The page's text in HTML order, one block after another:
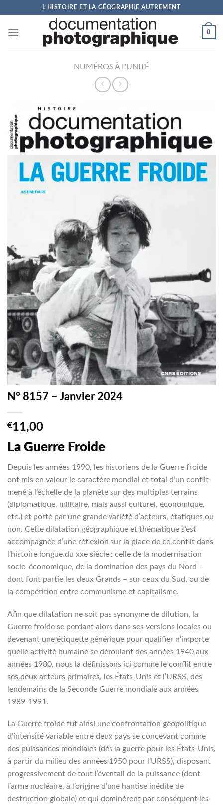
content
L’HISTOIRE ET LA GÉOGRAPHIE AUTREMENT
0
NUMÉROS À L'UNITÉ
N° 8157 – Janvier 2024
€11,00
La Guerre Froide
Depuis les années 1990, les historiens de la Guerre froide
ont mis en valeur le caractère mondial et total d’un conflit
mené à l’échelle de la planète sur des multiples terrains
(diplomatique, militaire, mais aussi culturel, économique,
etc.) et porté par une grande variété d’acteurs, étatiques ou
non. Cette dilatation géographique et thématique s’est
accompagnée d’une réflexion sur la place de ce conflit dans
l’histoire longue du xxe siècle : celle de la modernisation
socio-économique, de la domination des pays du Nord –
dont font partie les deux Grands – sur ceux du Sud, ou de
la compétition entre communisme et capitalisme.
Afin que dilatation ne soit pas synonyme de dilution, la
Guerre froide se perdant alors dans ses versions locales ou
devenant une étiquette générique pour qualifier n’importe
quelle activité humaine se déroulant des années 1940 aux
années 1980, nous la définissons ici comme le conflit entre
ses deux acteurs primaires, les États-Unis et l’URSS, des
lendemains de la Seconde Guerre mondiale aux années
1989-1991.
La Guerre froide fut ainsi une confrontation géopolitique
d’intensité variable entre deux pays se concevant comme
des puissances mondiales (dès la guerre pour les États-Unis,
à partir du milieu des années 1950 pour l’URSS), disposant
progressivement de tout l’éventail de la puissance (dont
l’arme nucléaire, à l’origine d’une hantise inédite de
destruction globale) et qui dominèrent par conséquent les